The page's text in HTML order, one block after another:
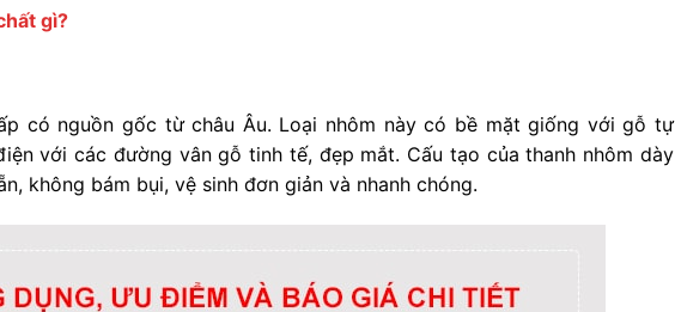
gì?
có nguồn gốc từ châu Âu. Loại nhôm này có bề mặt giống với gỗ tự
với các đường vân gỗ tinh tế, đẹp mắt. Cấu tạo của thanh nhôm dày
không bám bụi, vệ sinh đơn giản và nhanh chóng.